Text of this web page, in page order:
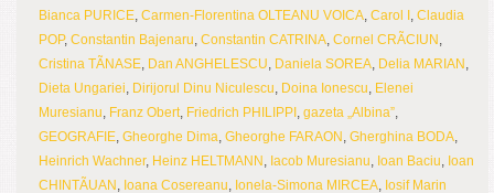
Bianca PURICE, Carmen-Florentina OLTEANU VOICA, Carol I , Claudia
POP, Constantin Bajenaru, Constantin CATRINA, Cornel CRÃCIUN ,
Cristina TÃNASE, Dan ANGHELESCU, Daniela SOREA, Delia MARIAN ,
Dieta Ungariei, Dirijorul Dinu Niculescu, Doina Ionescu, Elenei
Muresianu, Franz Obert, Friedrich PHILIPPI , gazeta „Albina”,
GEOGRAFIE, Gheorghe Dima, Gheorghe FARAON , Gherghina BODA,
Heinrich Wachner, Heinz HELTMANN , Iacob Muresianu, Ioan Baciu, Ioan
CHINTÃUAN , Ioana Cosereanu, Ionela-Simona MIRCEA, Iosif Marin